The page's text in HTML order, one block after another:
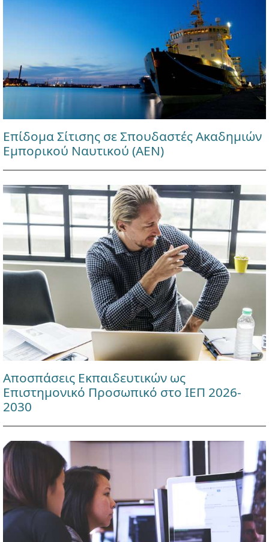
Επίδομα Σίτισης σε Σπουδαστές Ακαδημιών
Εμπορικού Ναυτικού (ΑΕΝ)
Αποσπάσεις Εκπαιδευτικών ως
Επιστημονικό Προσωπικό στο ΙΕΠ 2026-
2030